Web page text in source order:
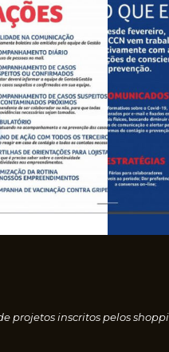
projetos inscritos pelos